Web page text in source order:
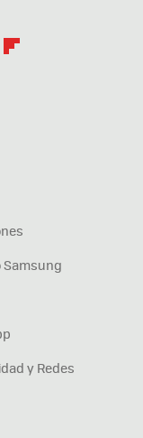
Samsung
y Redes